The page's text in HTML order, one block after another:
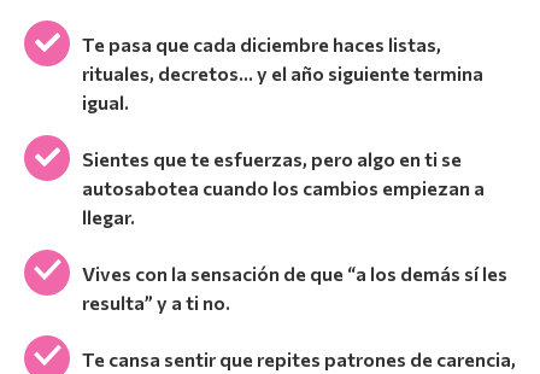
Te pasa que cada diciembre haces listas,
rituales, decretos… y el año siguiente termina
igual.
Sientes que te esfuerzas, pero algo en ti se
autosabotea cuando los cambios empiezan a
llegar.
Vives con la sensación de que “a los demás sí les
resulta” y a ti no.
Te cansa sentir que repites patrones de carencia,